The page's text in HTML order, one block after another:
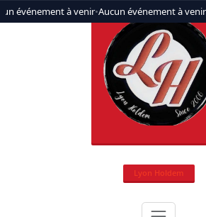
événement à venir•Aucun événement à venir
Aller
au
Lyon Holdem